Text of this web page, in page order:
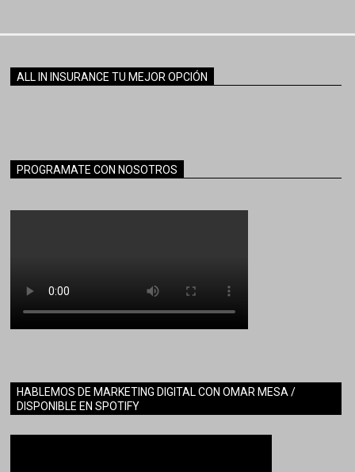
ALL IN INSURANCE TU MEJOR OPCIÓN
PROGRAMATE CON NOSOTROS
HABLEMOS DE MARKETING DIGITAL CON OMAR MESA /
DISPONIBLE EN SPOTIFY